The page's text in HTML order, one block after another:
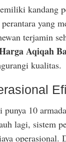
kandang
yang
terjamin
Aqiqah
kualitas.
punya 10
lagi, sistem
operasional.